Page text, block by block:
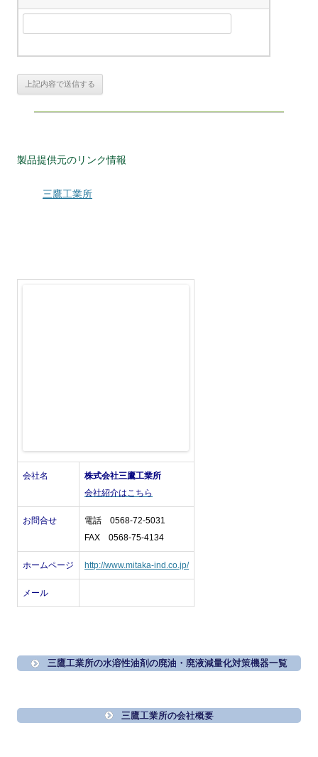
製品提供元のリンク情報
三鷹工業所
会社名
株式会社三鷹工業所
会社紹介はこちら
お問合せ
電話 0568-72-5031
FAX 0568-75-4134
ホームページ http://www.mitaka-ind.co.jp/
メール
三鷹工業所の水溶性油剤の廃油・廃液減量化対策機器一覧
三鷹工業所の会社概要